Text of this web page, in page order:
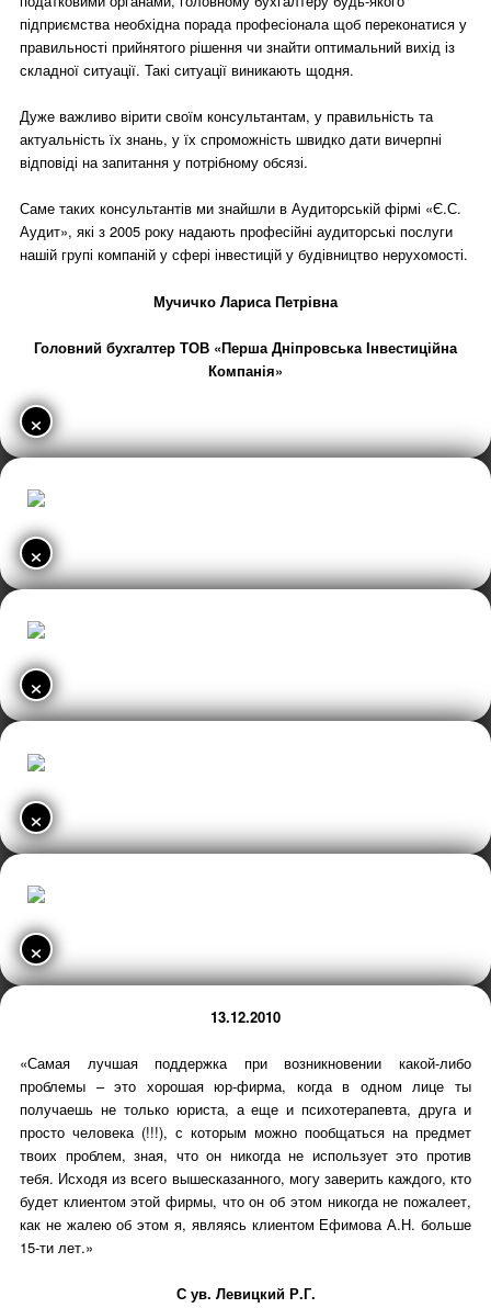
підприємства необхідна порада професіонала щоб переконатися у
правильності прийнятого рішення чи знайти оптимальний вихід із
складної ситуації. Такі ситуації виникають щодня.
Дуже важливо вірити своїм консультантам, у правильність та
актуальність їх знань, у їх спроможність швидко дати вичерпні
відповіді на запитання у потрібному обсязі.
Саме таких консультантів ми знайшли в Аудиторській фірмі «Є.С.
Аудит», які з 2005 року надають професійні аудиторські послуги
нашій групі компаній у сфері інвестицій у будівництво нерухомості.
Мучичко Лариса Петрівна
Головний бухгалтер ТОВ «Перша Дніпровська Інвестиційна
Компанія»
×
×
×
×
×
13.12.2010
«Самая лучшая поддержка при возникновении какой-либо
проблемы – это хорошая юр-фирма, когда в одном лице ты
получаешь не только юриста, а еще и психотерапевта, друга и
просто человека (!!!), с которым можно пообщаться на предмет
твоих проблем, зная, что он никогда не использует это против
тебя. Исходя из всего вышесказанного, могу заверить каждого, кто
будет клиентом этой фирмы, что он об этом никогда не пожалеет,
как не жалею об этом я, являясь клиентом Ефимова А.Н. больше
15-ти лет.»
С ув. Левицкий Р.Г.